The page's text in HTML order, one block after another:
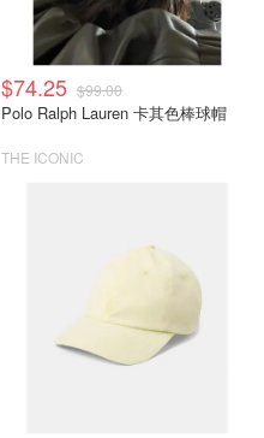
$74.25 $99.00
Polo Ralph Lauren 卡其色棒球帽
THE ICONIC